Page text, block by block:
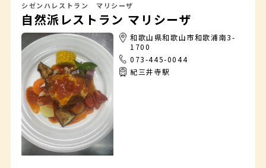
自然派レストラン マリシーザ
シゼンハレストラン マリシーザ
和歌山県和歌山市和歌浦南3-
1700
073-445-0044
紀三井寺駅